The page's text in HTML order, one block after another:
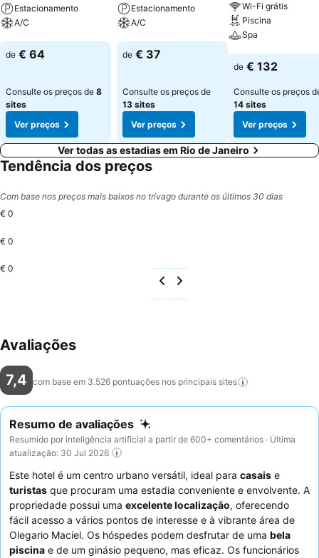
Estacionamento
A/C
Ver preços
de € 64
Consulte os preços de 8
sites
Ver preços
Estacionamento
A/C
Ver preços
de € 37
Consulte os preços de
13 sites
Ver preços
Wi-Fi grátis
Piscina
Spa
Ver preços
de € 132
Consulte os preços
14 sites
Ver preços
Ver todas as estadias em Rio de Janeiro
Tendência dos preços
Com base nos preços mais baixos no trivago durante os últimos 30 dias
€ 0
€ 0
€ 0
Avaliações
7,4 com base em 3.526 pontuações nos principais sites
Resumo de avaliações
Resumido por inteligência artificial a partir de 600+ comentários · Última
atualização: 30 Jul 2026
Este hotel é um centro urbano versátil, ideal para casais e
turistas que procuram uma estadia conveniente e envolvente. A
propriedade possui uma excelente localização, oferecendo
fácil acesso a vários pontos de interesse e à vibrante área de
Olegario Maciel. Os hóspedes podem desfrutar de uma bela
piscina e de um ginásio pequeno, mas eficaz. Os funcionários